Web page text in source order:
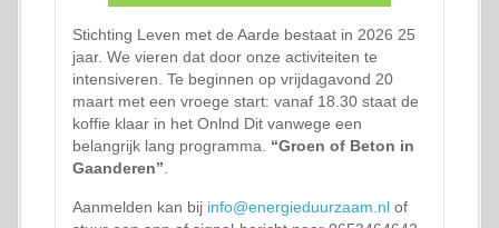
Stichting Leven met de Aarde bestaat in 2026 25
jaar. We vieren dat door onze activiteiten te
intensiveren. Te beginnen op vrijdagavond 20
maart met een vroege start: vanaf 18.30 staat de
koffie klaar in het Onlnd Dit vanwege een
belangrijk lang programma. “Groen of Beton in
Gaanderen”
Aanmelden kan bij info@energieduurzaam.nl of